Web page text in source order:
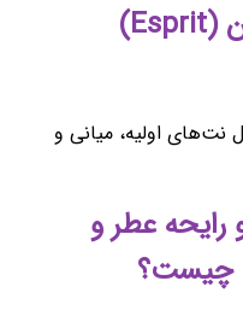
اجزای اصلی عطر و ادکلن (Esprit)
اولیه، میانی و
عطر و